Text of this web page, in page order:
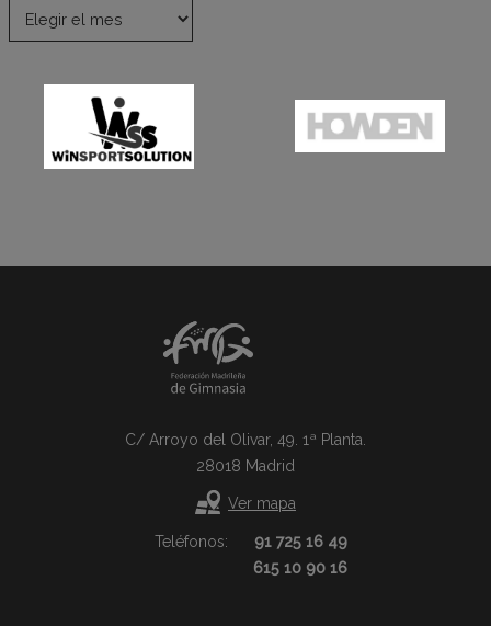
C/ Arroyo del Olivar, 49. 1ª Planta.
28018 Madrid
Ver mapa
Teléfonos:
91 725 16 49
615 10 90 16